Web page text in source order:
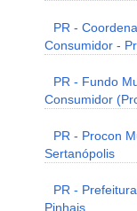
PR -
Consumidor -
PR - Fundo
Consumidor
PR - Procon
Sertanópolis
PR -
Pinhais